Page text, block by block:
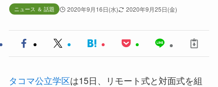
ニュース ＆ 話題 2020年9月16日(水) 2020年9月25日(金)
タコマ公立学区は15日、リモート式と対面式を組